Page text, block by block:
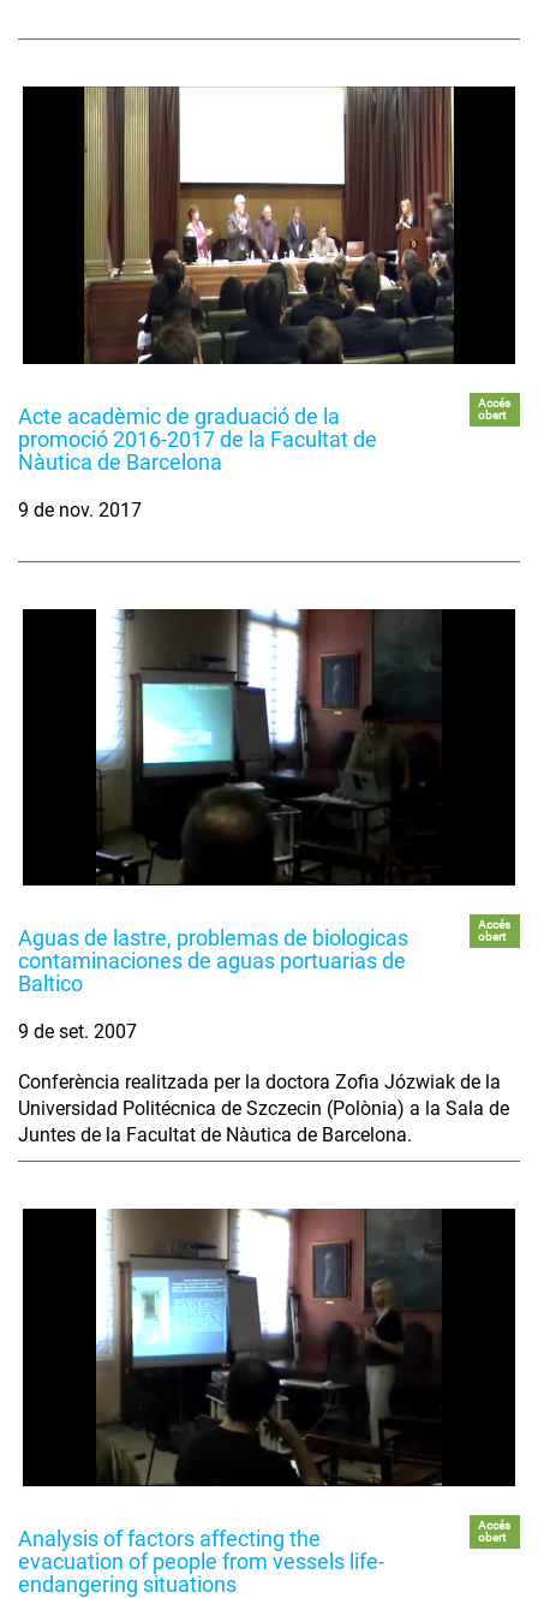
Acte acadèmic de graduació de la
promoció 2016-2017 de la Facultat de
Nàutica de Barcelona
Accés
obert
9 de nov. 2017
Aguas de lastre, problemas de biologicas
contaminaciones de aguas portuarias de
Baltico
Accés
obert
9 de set. 2007
Conferència realitzada per la doctora Zofia Józwiak de la
Universidad Politécnica de Szczecin (Polònia) a la Sala de
Juntes de la Facultat de Nàutica de Barcelona.
Analysis of factors affecting the
evacuation of people from vessels life-
endangering situations
Accés
obert